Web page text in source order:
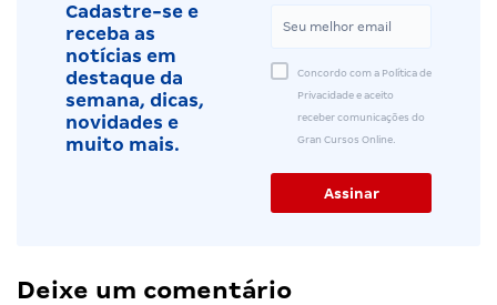
Cadastre-se e
receba as
notícias em
destaque da
semana, dicas,
novidades e
muito mais.
Concordo com a Política de
Privacidade e aceito
receber comunicações do
Gran Cursos Online.
Deixe um comentário